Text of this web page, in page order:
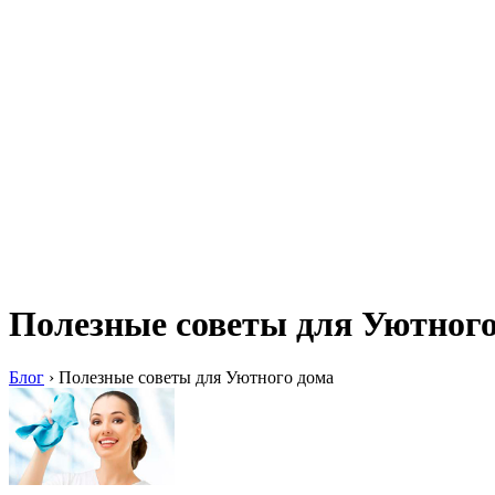
Полезные советы для
Блог › Полезные советы для Уютного дома